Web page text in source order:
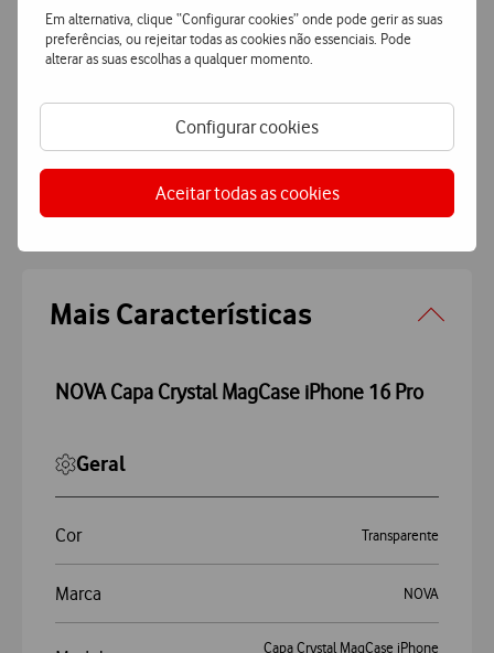
Em alternativa, clique “Configurar cookies” onde pode gerir as suas
preferências, ou rejeitar todas as cookies não essenciais. Pode
alterar as suas escolhas a qualquer momento.
Configurar cookies
Aceitar todas as cookies
Pagamentosimples e seguro
Accordeon
Mais Características
NOVA Capa Crystal MagCase iPhone 16 Pro
Geral
Cor Transparente
Marca NOVA
Capa Crystal MagCase iPhone